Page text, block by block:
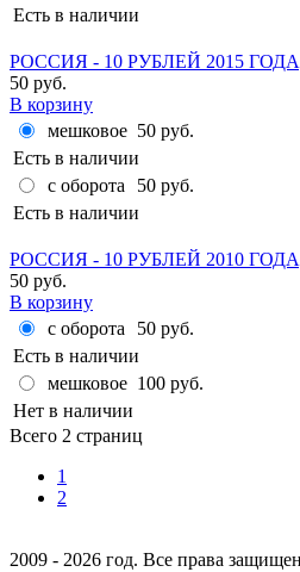
Есть в наличии
РОССИЯ - 10 РУБЛЕЙ 2015
50 руб.
В корзину
мешковое 50 руб.
Есть в наличии
с оборота
50 руб.
Есть в наличии
РОССИЯ - 10 РУБЛЕЙ 2010
50 руб.
В корзину
с оборота
50 руб.
Есть в наличии
мешковое 100 руб.
Нет в наличии
Всего 2 страниц
1
2
2009 - 2026 год. Все права